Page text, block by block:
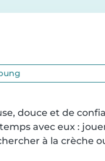
douce et de
avec eux :
à la crèche